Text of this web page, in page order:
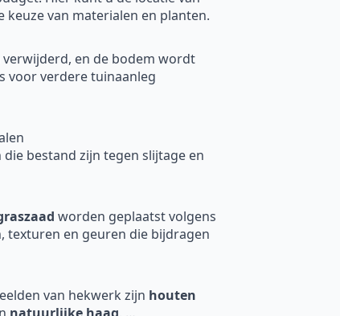
van materialen en planten.
en de bodem wordt
voor verdere tuinaanleg
bestand zijn tegen slijtage en
worden geplaatst volgens
texturen en geuren die bijdragen
van hekwerk zijn houten